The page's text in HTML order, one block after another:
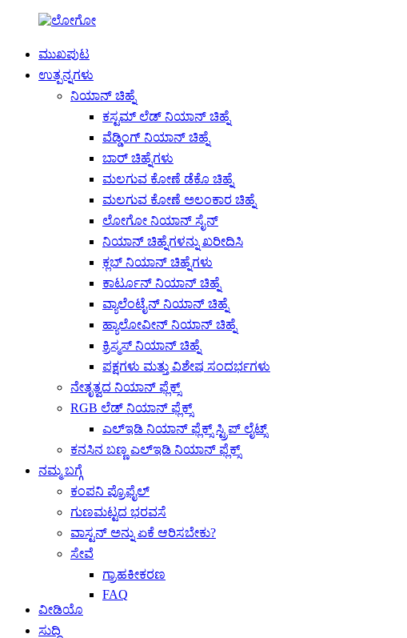
ಮುಖಪುಟ
ಉತ್ಪನ್ನಗಳು
ನಿಯಾನ್ ಚಿಹ್ನೆ
ಕಸ್ಟಮ್ ಲೆಡ್ ನಿಯಾನ್ ಚಿಹ್ನೆ
ವೆಡ್ಡಿಂಗ್ ನಿಯಾನ್ ಚಿಹ್ನೆ
ಬಾರ್ ಚಿಹ್ನೆಗಳು
ಮಲಗುವ ಕೋಣೆ ಡೆಕೊ ಚಿಹ್ನೆ
ಮಲಗುವ ಕೋಣೆ ಅಲಂಕಾರ ಚಿಹ್ನೆ
ಲೋಗೋ ನಿಯಾನ್ ಸೈನ್
ನಿಯಾನ್ ಚಿಹ್ನೆಗಳನ್ನು ಖರೀದಿಸಿ
ಕ್ಲಬ್ ನಿಯಾನ್ ಚಿಹ್ನೆಗಳು
ಕಾರ್ಟೂನ್ ನಿಯಾನ್ ಚಿಹ್ನೆ
ವ್ಯಾಲೆಂಟೈನ್ ನಿಯಾನ್ ಚಿಹ್ನೆ
ಹ್ಯಾಲೋವೀನ್ ನಿಯಾನ್ ಚಿಹ್ನೆ
ಕ್ರಿಸ್ಮಸ್ ನಿಯಾನ್ ಚಿಹ್ನೆ
ಪಕ್ಷಗಳು ಮತ್ತು ವಿಶೇಷ ಸಂದರ್ಭಗಳು
ನೇತೃತ್ವದ ನಿಯಾನ್ ಫ್ಲೆಕ್ಸ್
RGB ಲೆಡ್ ನಿಯಾನ್ ಫ್ಲೆಕ್ಸ್
ಎಲ್ಇಡಿ ನಿಯಾನ್ ಫ್ಲೆಕ್ಸ್ ಸ್ಟ್ರಿಪ್ ಲೈಟ್ಸ್
ಕನಸಿನ ಬಣ್ಣ ಎಲ್ಇಡಿ ನಿಯಾನ್ ಫ್ಲೆಕ್ಸ್
ನಮ್ಮ ಬಗ್ಗೆ
ಕಂಪನಿ ಪ್ರೊಫೈಲ್
ಗುಣಮಟ್ಟದ ಭರವಸೆ
ವಾಸ್ಟನ್ ಅನ್ನು ಏಕೆ ಆರಿಸಬೇಕು?
ಸೇವೆ
ಗ್ರಾಹಕೀಕರಣ
FAQ
ವೀಡಿಯೊ
ಸುದ್ದಿ